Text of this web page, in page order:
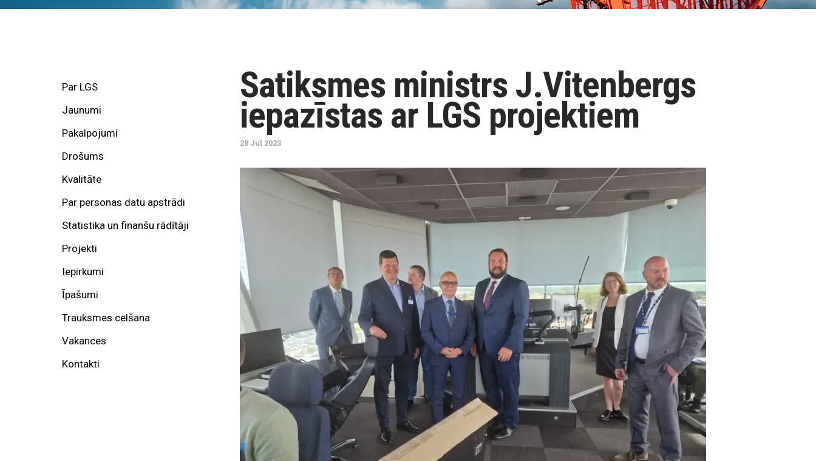
Par LGS
Jaunumi
Pakalpojumi
Drošums
Kvalitāte
Par personas datu apstrādi
Statistika un finanšu rādītāji
Projekti
Iepirkumi
Īpašumi
Trauksmes celšana
Vakances
Kontakti
Satiksmes ministrs J.Vitenbergs
iepazīstas ar LGS projektiem
28 Jul 2023